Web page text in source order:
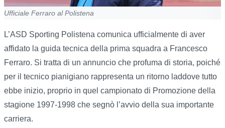
Ufficiale Ferraro al Polistena
L’ASD Sporting Polistena comunica ufficialmente di aver
affidato la guida tecnica della prima squadra a Francesco
Ferraro. Si tratta di un annuncio che profuma di storia, poiché
per il tecnico pianigiano rappresenta un ritorno laddove tutto
ebbe inizio, proprio in quel campionato di Promozione della
stagione 1997-1998 che segnò l’avvio della sua importante
carriera.